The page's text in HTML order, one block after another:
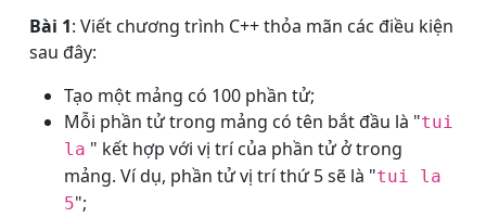
Bài 1: Viết chương trình C++ thỏa mãn các điều kiện
sau đây:
Tạo một mảng có 100 phần tử;
Mỗi phần tử trong mảng có tên bắt đầu là "tui
la " kết hợp với vị trí của phần tử ở trong
mảng. Ví dụ, phần tử vị trí thứ 5 sẽ là "tui la
5";